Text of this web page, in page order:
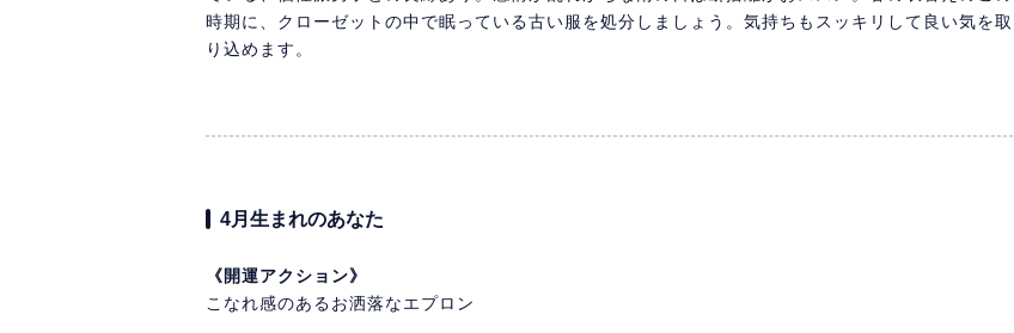
時期に、クローゼットの中で眠っている古い服を処分しましょう。気持ちもスッキリして良い気を取
り込めます。
4月生まれのあなた
《開運アクション》
こなれ感のあるお洒落なエプロン